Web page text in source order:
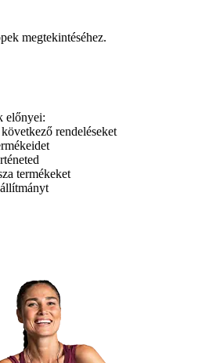
megtekintéséhez.
előnyei:
rendeléseket
termékeket